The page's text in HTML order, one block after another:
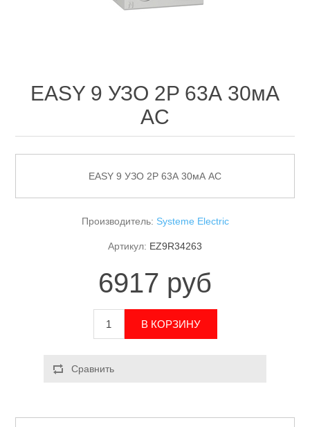
EASY 9 УЗО 2P 63А 30мА
AC
EASY 9 УЗО 2P 63А 30мА AC
Производитель: Systeme Electric
Артикул: EZ9R34263
6917 руб